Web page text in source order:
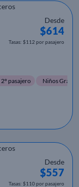
Desde
$614
Tasas: $112 por pasajero
pasajero Niños Gratis
Desde
$557
Tasas: $110 por pasajero